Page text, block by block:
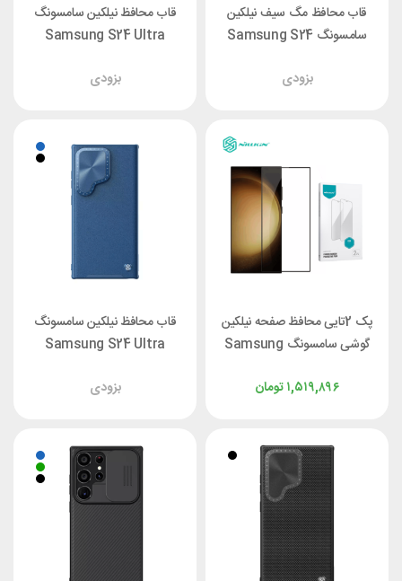
قاب محافظ مگ سیف نیلکین
سامسونگ Samsung S24
Pro Magnetic
بزودی
قاب محافظ نیلکین سامسونگ
Samsung S24 Ultra
بزودی
پک 2تایی محافظ صفحه نیلکین
گوشی سامسونگ Samsung
Filmتومان۱,۵۱۹,۸۹۶
قاب محافظ نیلکین سامسونگ
Samsung S24 Ultra
Leather
بزودی